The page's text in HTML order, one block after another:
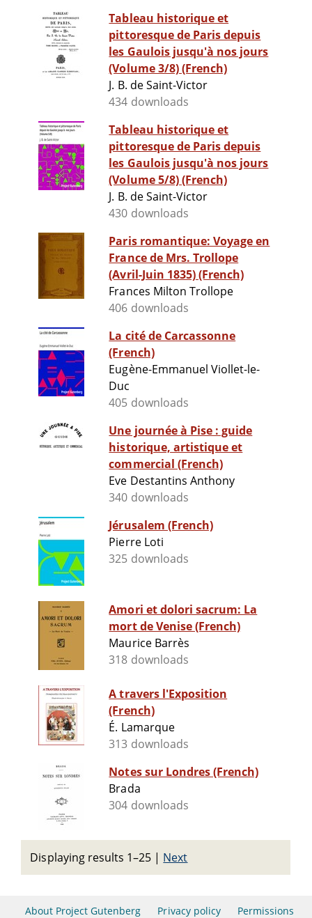
Tableau historique et
pittoresque de Paris depuis
les Gaulois jusqu'à nos jours
(Volume 3/8) (French)
J. B. de Saint-Victor
434 downloads
Tableau historique et
pittoresque de Paris depuis
les Gaulois jusqu'à nos jours
(Volume 5/8) (French)
J. B. de Saint-Victor
430 downloads
Paris romantique: Voyage en
France de Mrs. Trollope
(Avril-Juin 1835) (French)
Frances Milton Trollope
406 downloads
La cité de Carcassonne
(French)
Eugène-Emmanuel Viollet-le-
Duc
405 downloads
Une journée à Pise : guide
historique, artistique et
commercial (French)
Eve Destantins Anthony
340 downloads
Jérusalem (French)
Pierre Loti
325 downloads
Amori et dolori sacrum: La
mort de Venise (French)
Maurice Barrès
318 downloads
A travers l'Exposition
(French)
É. Lamarque
313 downloads
Notes sur Londres (French)
Brada
304 downloads
Displaying results 1–25 | Next
About Project Gutenberg Privacy policy Permissions